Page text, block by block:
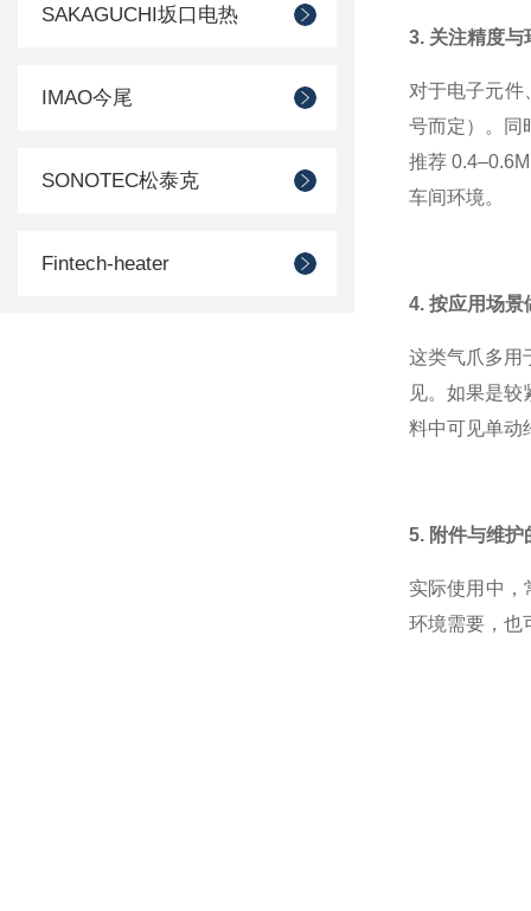
SAKAGUCHI坂口电热
IMAO今尾
SONOTEC松泰克
Fintech-heater
3. 关注精度与
对于电子元件
号而定）。同
推荐
车间环境。
4. 按应用场景
这类气爪多用
见。如果是
料中可见单动
5. 附件与维护
实际使用中
环境需要，也